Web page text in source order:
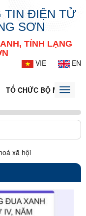
TIN ĐIỆN TỬ
SƠN
TỈNH LẠNG
VIE
EN
TỔ CHỨC BỘ MÁYToggle
xã hội